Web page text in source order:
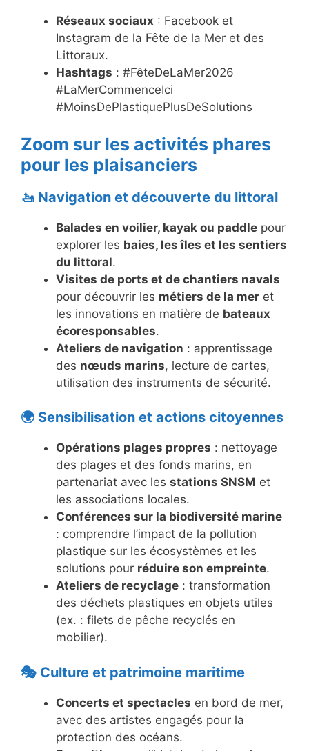
Réseaux sociaux : Facebook et
Instagram de la Fête de la Mer et des
Littoraux.
Hashtags : #FêteDeLaMer2026
#LaMerCommenceIci
#MoinsDePlastiquePlusDeSolutions
Zoom sur les activités phares
pour les plaisanciers
🚤 Navigation et découverte du littoral
Balades en voilier, kayak ou paddle pour
explorer les baies, les îles et les sentiers
du littoral.
Visites de ports et de chantiers navals
pour découvrir les métiers de la mer et
les innovations en matière de bateaux
écoresponsables.
Ateliers de navigation : apprentissage
des nœuds marins, lecture de cartes,
utilisation des instruments de sécurité.
🌍 Sensibilisation et actions citoyennes
Opérations plages propres : nettoyage
des plages et des fonds marins, en
partenariat avec les stations SNSM et
les associations locales.
Conférences sur la biodiversité marine
: comprendre l’impact de la pollution
plastique sur les écosystèmes et les
solutions pour réduire son empreinte.
Ateliers de recyclage : transformation
des déchets plastiques en objets utiles
(ex. : filets de pêche recyclés en
mobilier).
🎭 Culture et patrimoine maritime
Concerts et spectacles en bord de mer,
avec des artistes engagés pour la
protection des océans.